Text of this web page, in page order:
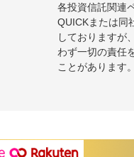
各投資信託関連
QUICKまたは同
しておりますが
わず一切の責任
ことがあります。